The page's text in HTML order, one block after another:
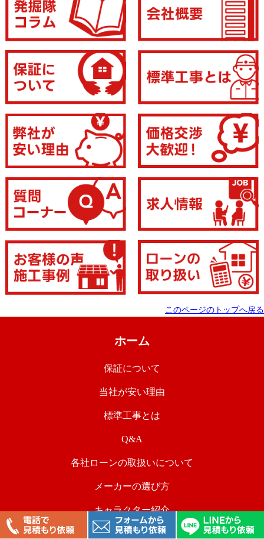
このページのトップへ戻る
ホーム
保証について
当社が安い理由
標準工事とは
Q&A
各社ローンの取扱いについて
メーカーの選び方
キャラクター紹介
価格交渉大歓迎です